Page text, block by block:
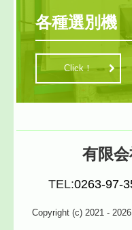
各種選別機
Click！
有限
TEL:0263-97-
Copyright (c) 2021 -